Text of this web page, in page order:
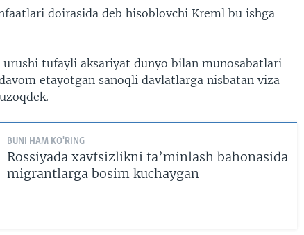
doirasida deb hisoblovchi Kreml bu ishga
urushi tufayli aksariyat dunyo bilan munosabatlari
etayotgan sanoqli davlatlarga nisbatan viza
BUNI HAM KO'RING
Rossiyada xavfsizlikni ta’minlash bahonasida
migrantlarga bosim kuchaygan